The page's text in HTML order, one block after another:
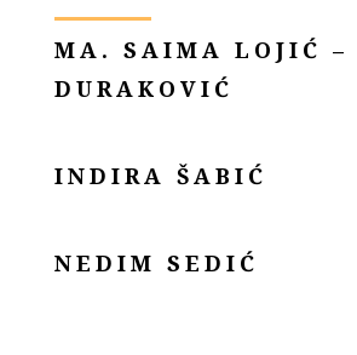
MA. SAIMA LOJIĆ –
DURAKOVIĆ
INDIRA ŠABIĆ
NEDIM SEDIĆ